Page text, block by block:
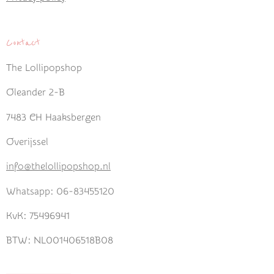
Contact
The Lollipopshop
Oleander 2-B
7483 CH Haaksbergen
Overijssel
info@thelollipopshop.nl
Whatsapp: 06-83455120
KvK: 75496941
BTW: NL001406518B08